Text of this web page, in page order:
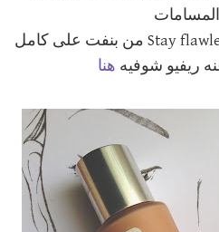
وبرايمر Stay flawless 15 hour primer من بنفت على كامل
ريفيو شوفيه هنا